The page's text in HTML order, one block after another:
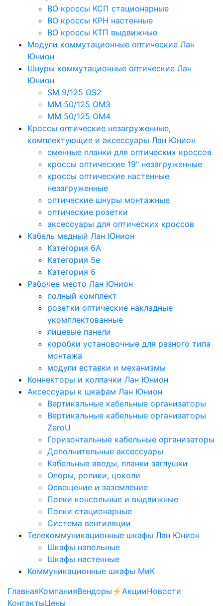
ВО кроссы КСП стационарные
ВО кроссы КРН настенные
ВО кроссы КТП выдвижные
Модули коммутационные оптические Лан
Юнион
Шнуры коммутационные оптические Лан
Юнион
SM 9/125 OS2
MM 50/125 OM3
MM 50/125 OM4
Кроссы оптические незагруженные,
комплектующие и аксессуары Лан Юнион
сменные планки для оптических кроссов
кроссы оптические 19" незагруженные
кроссы оптические настенные
незагруженные
оптические шнуры монтажные
оптические розетки
аксессуары для оптических кроссов
Кабель медный Лан Юнион
Категория 6A
Категория 5e
Категория 6
Рабочее место Лан Юнион
полный комплект
розетки оптические накладные
укомплектованные
лицевые панели
коробки установочные для разного типа
монтажа
модули вставки и механизмы
Коннекторы и колпачки Лан Юнион
Аксессуары к шкафам Лан Юнион
Вертикальные кабельные организаторы
Вертикальные кабельные организаторы
ZeroU
Горизонтальные кабельные организаторы
Дополнительные аксессуары
Кабельные вводы, планки заглушки
Опоры, ролики, цоколи
Освещение и заземление
Полки консольные и выдвижные
Полки стационарные
Система вентиляции
Телекоммуникационные шкафы Лан Юнион
Шкафы напольные
Шкафы настенные
Коммуникационные шкафы МиК
ГлавнаяКомпанияВендоры ⚡️АкцииНовости
КонтактыЦены